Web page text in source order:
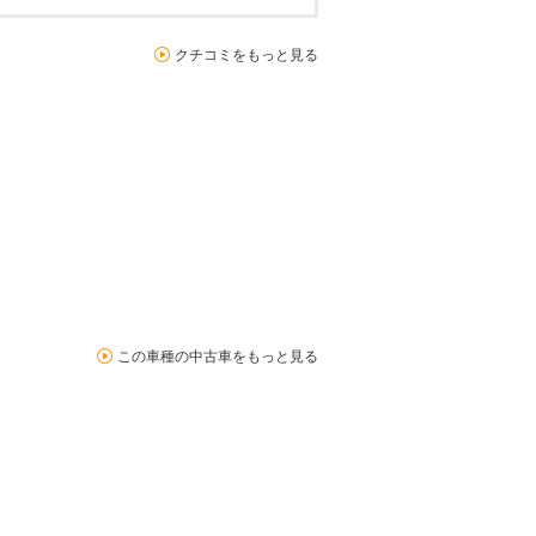
クチコミをもっと見る
この車種の中古車をもっと見る